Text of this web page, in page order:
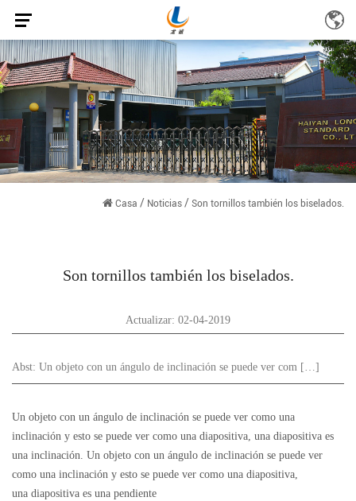
Casa / Noticias / Son tornillos también los biselados.
Son tornillos también los biselados.
Actualizar: 02-04-2019
Abst: Un objeto con un ángulo de inclinación se puede ver com […]
Un objeto con un ángulo de inclinación se puede ver como una
inclinación y esto se puede ver como una diapositiva, una diapositiva es
una inclinación. Un objeto con un ángulo de inclinación se puede ver
como una inclinación y esto se puede ver como una diapositiva,
una diapositiva es una pendiente